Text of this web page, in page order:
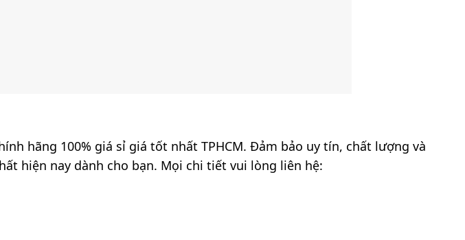
hãng 100% giá sỉ giá tốt nhất TPHCM. Đảm bảo uy tín, chất lượng và
hiện nay dành cho bạn. Mọi chi tiết vui lòng liên hệ: